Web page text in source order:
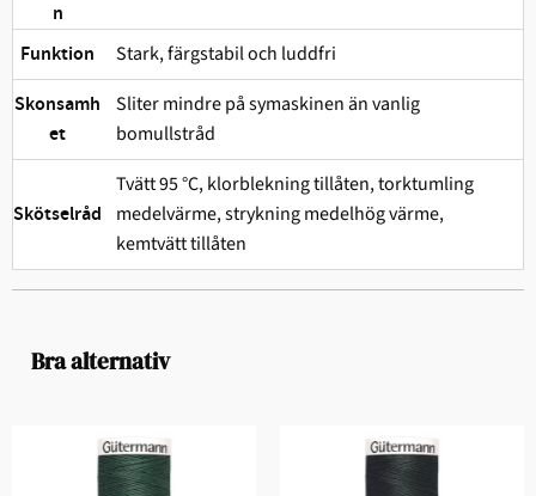
n
Funktion Stark, färgstabil och ludd­fri
Skonsamh
et
Sliter mindre på symaskinen än vanlig
bomullstråd
Skötselråd
Tvätt 95 °C, klorblekning tillåten, torktumling
medelvärme, strykning medelhög värme,
kemtvätt tillåten
Bra alternativ